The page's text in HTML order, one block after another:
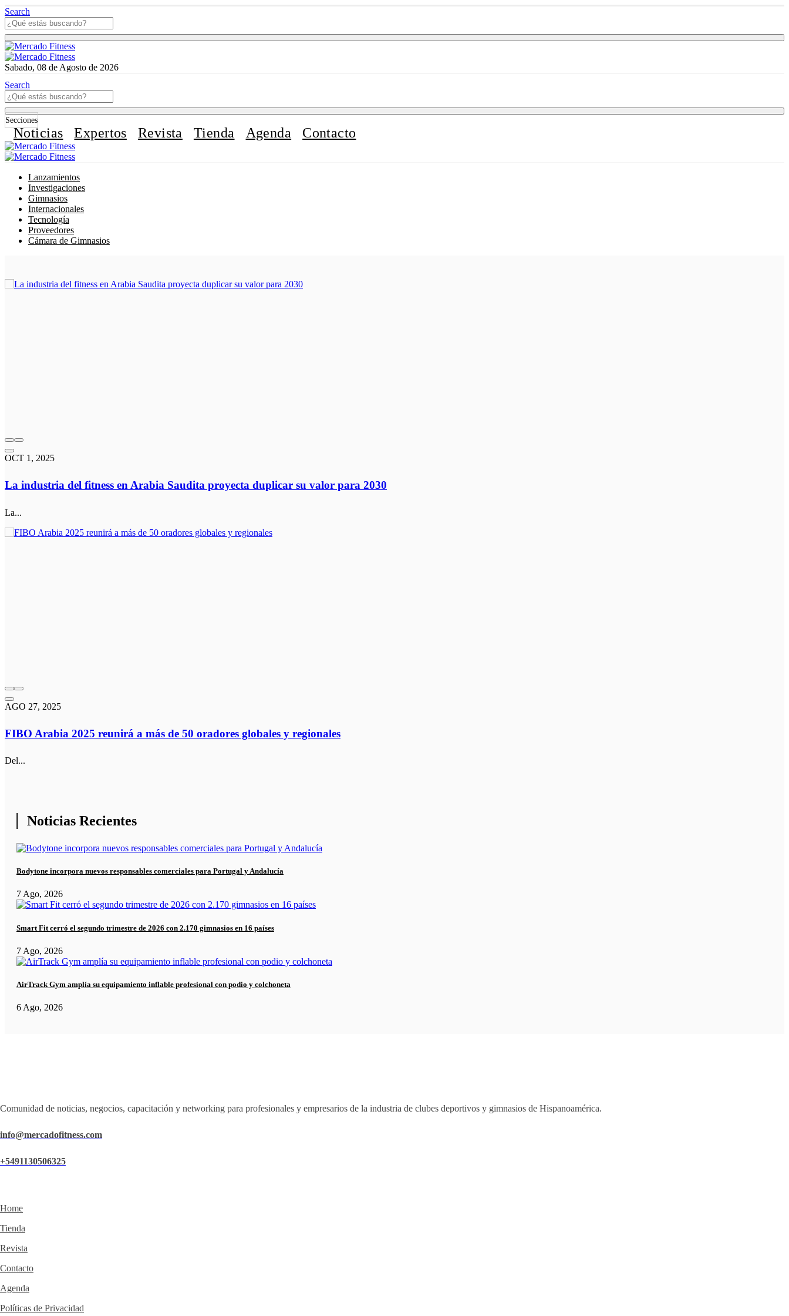
Search
Sabado, 08 de Agosto de 2026
Search
Secciones
Noticias Expertos Revista Tienda Agenda Contacto
Lanzamientos
Investigaciones
Gimnasios
Internacionales
Tecnología
Proveedores
Cámara de Gimnasios
OCT 1, 2025
La industria del fitness en Arabia Saudita proyecta duplicar su valor para 2030
La...
AGO 27, 2025
FIBO Arabia 2025 reunirá a más de 50 oradores globales y regionales
Del...
Noticias Recientes
Bodytone incorpora nuevos responsables comerciales para Portugal y Andalucía
7 Ago, 2026
Smart Fit cerró el segundo trimestre de 2026 con 2.170 gimnasios en 16 países
7 Ago, 2026
AirTrack Gym amplía su equipamiento inflable profesional con podio y colchoneta
6 Ago, 2026
Comunidad de noticias, negocios, capacitación y networking para profesionales y empresarios de la industria de clubes deportivos y gimnasios de Hispanoamérica.
info@mercadofitness.com
+5491130506325
Home
Tienda
Revista
Contacto
Agenda
Políticas de Privacidad